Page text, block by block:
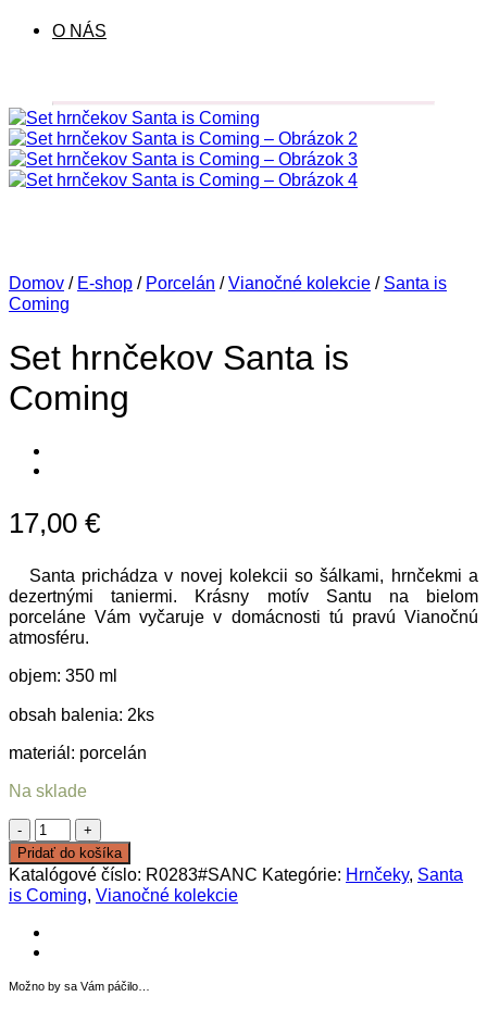
O NÁS
Domov / E-shop / Porcelán / Vianočné kolekcie / Santa is
Coming
Set hrnčekov Santa is
Coming
17,00 €
Santa prichádza v novej kolekcii so šálkami, hrnčekmi a
dezertnými taniermi. Krásny motív Santu na bielom
porceláne Vám vyčaruje v domácnosti tú pravú Vianočnú
atmosféru.
objem: 350 ml
obsah balenia: 2ks
materiál: porcelán
Na sklade
množstvo
Set
hrnčekov
Santa
is
Coming
Pridať do košíka
Katalógové číslo: R0283#SANC Kategórie: Hrnčeky, Santa
is Coming, Vianočné kolekcie
Možno by sa Vám páčilo…